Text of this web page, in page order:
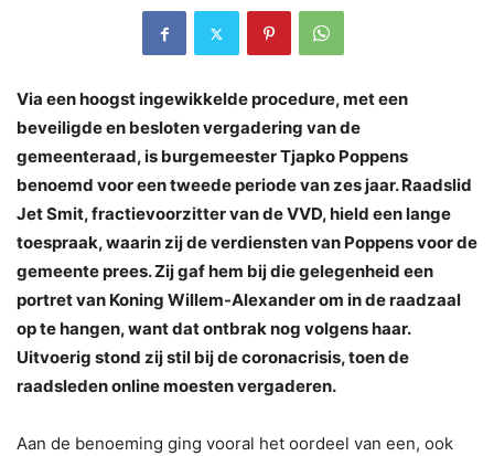
Via een hoogst ingewikkelde procedure, met een
beveiligde en besloten vergadering van de
gemeenteraad, is burgemeester Tjapko Poppens
benoemd voor een tweede periode van zes jaar. Raadslid
Jet Smit, fractievoorzitter van de VVD, hield een lange
toespraak, waarin zij de verdiensten van Poppens voor de
gemeente prees. Zij gaf hem bij die gelegenheid een
portret van Koning Willem-Alexander om in de raadzaal
op te hangen, want dat ontbrak nog volgens haar.
Uitvoerig stond zij stil bij de coronacrisis, toen de
raadsleden online moesten vergaderen.
Aan de benoeming ging vooral het oordeel van een, ook